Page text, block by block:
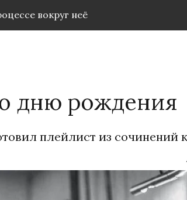
вокруг неё
дню рождения
плейлист из сочинений